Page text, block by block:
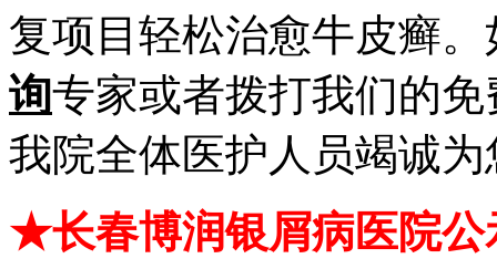
复项目轻松治愈牛皮癣
询专家或者拨打我们的
我院全体医护人员竭诚
★长春博润银屑病医院